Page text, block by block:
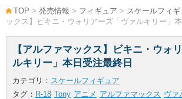
TOP > 発売情報 > フィギュア > スケールフィギ
ックス】ビキニ・ウォリアーズ「ヴァルキリー」
【アルファマックス】ビキニ・ウォ
ルキリー」本日受注最終日
カテゴリ： スケールフィギュア
タグ： R-18 Tony アニメ アルファマックス ヴァ